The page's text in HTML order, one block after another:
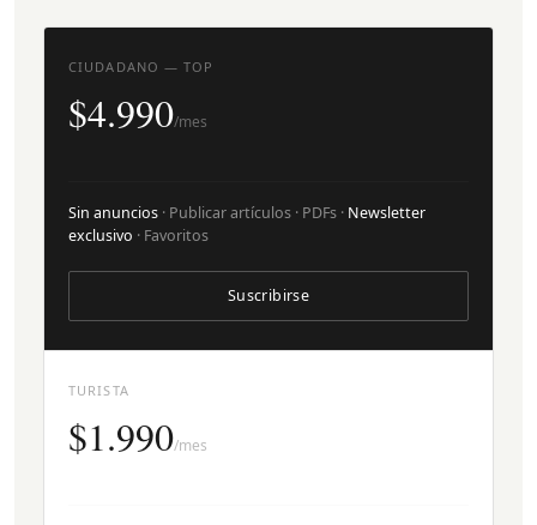
TURISTA
$1.990/mes
CIUDADANO — TOP
$4.990/mes
Sin anuncios · Publicar artículos · PDFs · Newsletter
exclusivo · Favoritos
Suscribirse